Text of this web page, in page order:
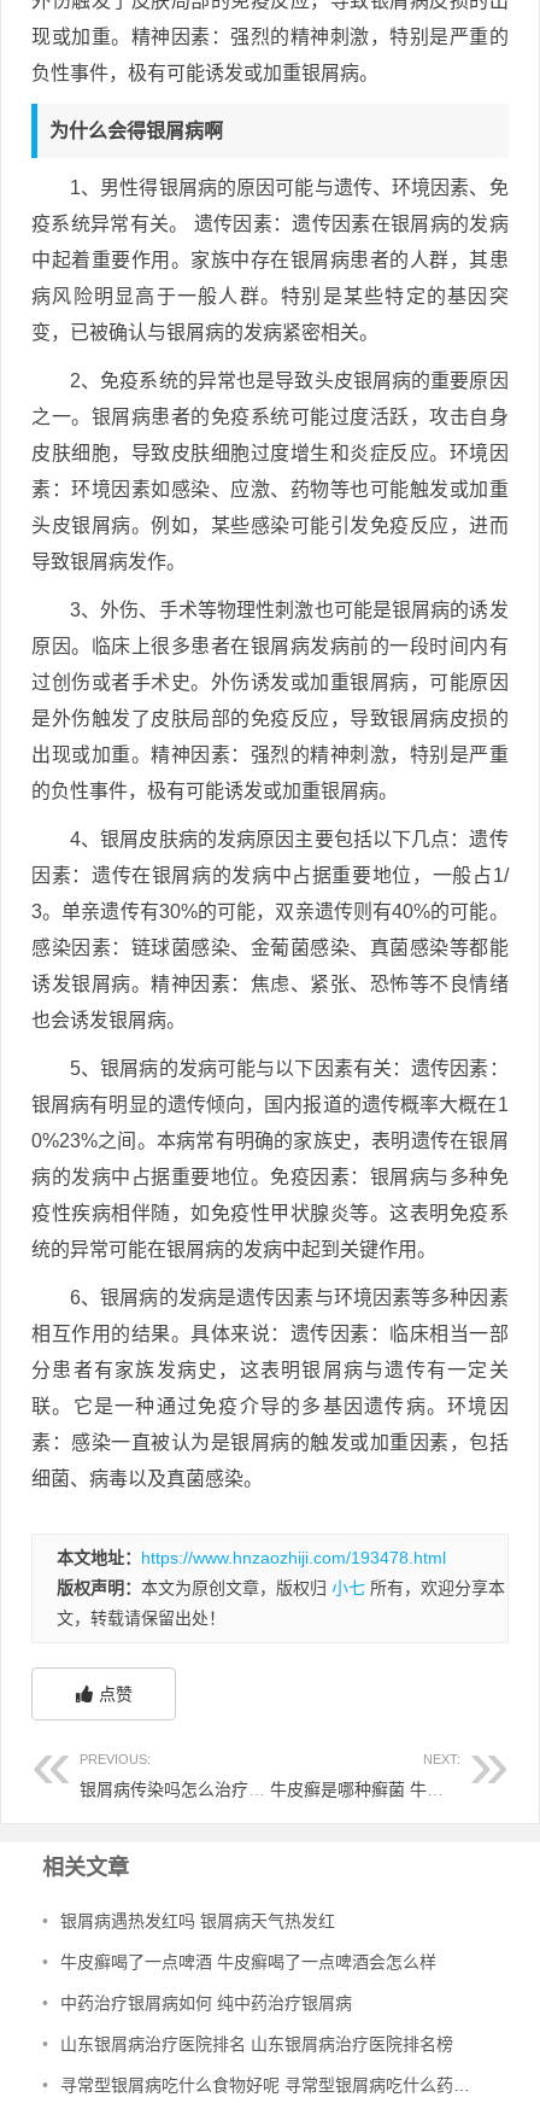
现或加重。精神因素：强烈的精神刺激，特别是严重的
负性事件，极有可能诱发或加重银屑病。
为什么会得银屑病啊
1、男性得银屑病的原因可能与遗传、环境因素、免
疫系统异常有关。 遗传因素：遗传因素在银屑病的发病
中起着重要作用。家族中存在银屑病患者的人群，其患
病风险明显高于一般人群。特别是某些特定的基因突
变，已被确认与银屑病的发病紧密相关。
2、免疫系统的异常也是导致头皮银屑病的重要原因
之一。银屑病患者的免疫系统可能过度活跃，攻击自身
皮肤细胞，导致皮肤细胞过度增生和炎症反应。环境因
素：环境因素如感染、应激、药物等也可能触发或加重
头皮银屑病。例如，某些感染可能引发免疫反应，进而
导致银屑病发作。
3、外伤、手术等物理性刺激也可能是银屑病的诱发
原因。临床上很多患者在银屑病发病前的一段时间内有
过创伤或者手术史。外伤诱发或加重银屑病，可能原因
是外伤触发了皮肤局部的免疫反应，导致银屑病皮损的
出现或加重。精神因素：强烈的精神刺激，特别是严重
的负性事件，极有可能诱发或加重银屑病。
4、银屑皮肤病的发病原因主要包括以下几点：遗传
因素：遗传在银屑病的发病中占据重要地位，一般占1/
3。单亲遗传有30%的可能，双亲遗传则有40%的可能。
感染因素：链球菌感染、金葡菌感染、真菌感染等都能
诱发银屑病。精神因素：焦虑、紧张、恐怖等不良情绪
也会诱发银屑病。
5、银屑病的发病可能与以下因素有关：遗传因素：
银屑病有明显的遗传倾向，国内报道的遗传概率大概在1
0%23%之间。本病常有明确的家族史，表明遗传在银屑
病的发病中占据重要地位。免疫因素：银屑病与多种免
疫性疾病相伴随，如免疫性甲状腺炎等。这表明免疫系
统的异常可能在银屑病的发病中起到关键作用。
6、银屑病的发病是遗传因素与环境因素等多种因素
相互作用的结果。具体来说：遗传因素：临床相当一部
分患者有家族发病史，这表明银屑病与遗传有一定关
联。它是一种通过免疫介导的多基因遗传病。环境因
素：感染一直被认为是银屑病的触发或加重因素，包括
细菌、病毒以及真菌感染。
本文地址： https://www.hnzaozhiji.com/193478.html
版权声明： 本文为原创文章，版权归 小七 所有，欢迎分享本
文，转载请保留出处！
点赞
PREVIOUS: NEXT:
牛皮癣是哪种癣菌 牛皮癣是什么菌?
相关文章
• 银屑病遇热发红吗 银屑病天气热发红
• 牛皮癣喝了一点啤酒 牛皮癣喝了一点啤酒会怎么样
• 中药治疗银屑病如何 纯中药治疗银屑病
• 山东银屑病治疗医院排名 山东银屑病治疗医院排名榜
• 寻常型银屑病吃什么食物好呢 寻常型银屑病吃什么药效果好